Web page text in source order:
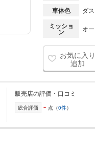
車体色 ダ
ミッショ
ン オ
お気に入り
追加
販売店の評価・口コミ
総合評価 - 点（0件）